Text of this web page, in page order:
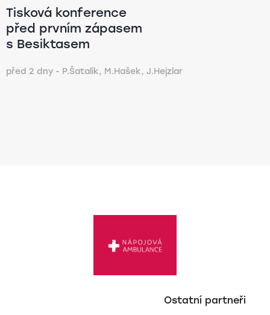
Tisková konference
před prvním zápasem
s Besiktasem
před 2 dny - P.Šatalík, M.Hašek, J.Hejzlar
Ostatní partneři